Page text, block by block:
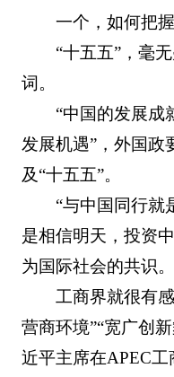
一个，如何把
“十五五”，毫
词。
“中国的发展成
发展机遇”，外国政
及“十五五”。
“与中国同行就
是相信明天，投资
为国际社会的共识。
工商界就很有
营商环境”“宽广创
近平主席在APEC